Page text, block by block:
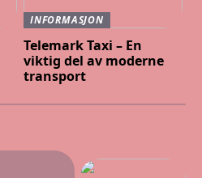
INFORMASJON
Telemark Taxi – En
viktig del av moderne
transport